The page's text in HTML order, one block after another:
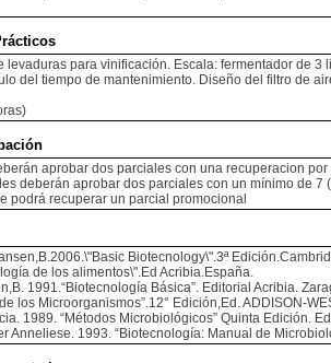
levaduras para vinificación. Escala: fermentador de
del tiempo de mantenimiento. Diseño del filtro de
aprobar dos parciales con una recuperacion
deberán aprobar dos parciales con un mínimo de
podrá recuperar un parcial promocional
Biotecnology\".3ª
de los alimentos\".Ed Acribia.España.
1991.“Biotecnología Básica”. Editorial Acribia.
los Microorganismos”.12° Edición,Ed. ADDISON-
1989. “Métodos Microbiológicos” Quinta Edición.
Anneliese. 1993. “Biotecnología: Manual de